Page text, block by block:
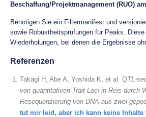
Beschaffung/Projektmanagement (RUO)
Benötigen Sie ein Filtermanifest und
sowie Robustheitsprüfungen für Peaks.
Wiederholungen, bei denen die Ergebnisse
Referenzen
Takagi H, Abe A, Yoshida K, et al. QTL-
von quantitativen Trait-Loci in Reis durch
Resequenzierung von DNA aus zwei
tut mir leid, aber ich kann keine Inhalte